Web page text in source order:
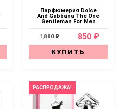
Парфюмерия Dolce
And Gabbana The One
Gentleman For Men
1,880 ₽ 850 ₽
КУПИТЬ
РАСПРОДАЖА!